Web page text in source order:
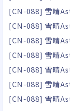
[CN-088] 雪晴
[CN-088] 雪晴
[CN-088] 雪晴
[CN-088] 雪晴
[CN-088] 雪晴
[CN-088] 雪晴
[CN-088] 雪晴